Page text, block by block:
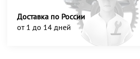
Доставка по России
от 1 до 14 дней